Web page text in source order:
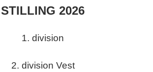
STILLING 2026
1. division
2. division Vest